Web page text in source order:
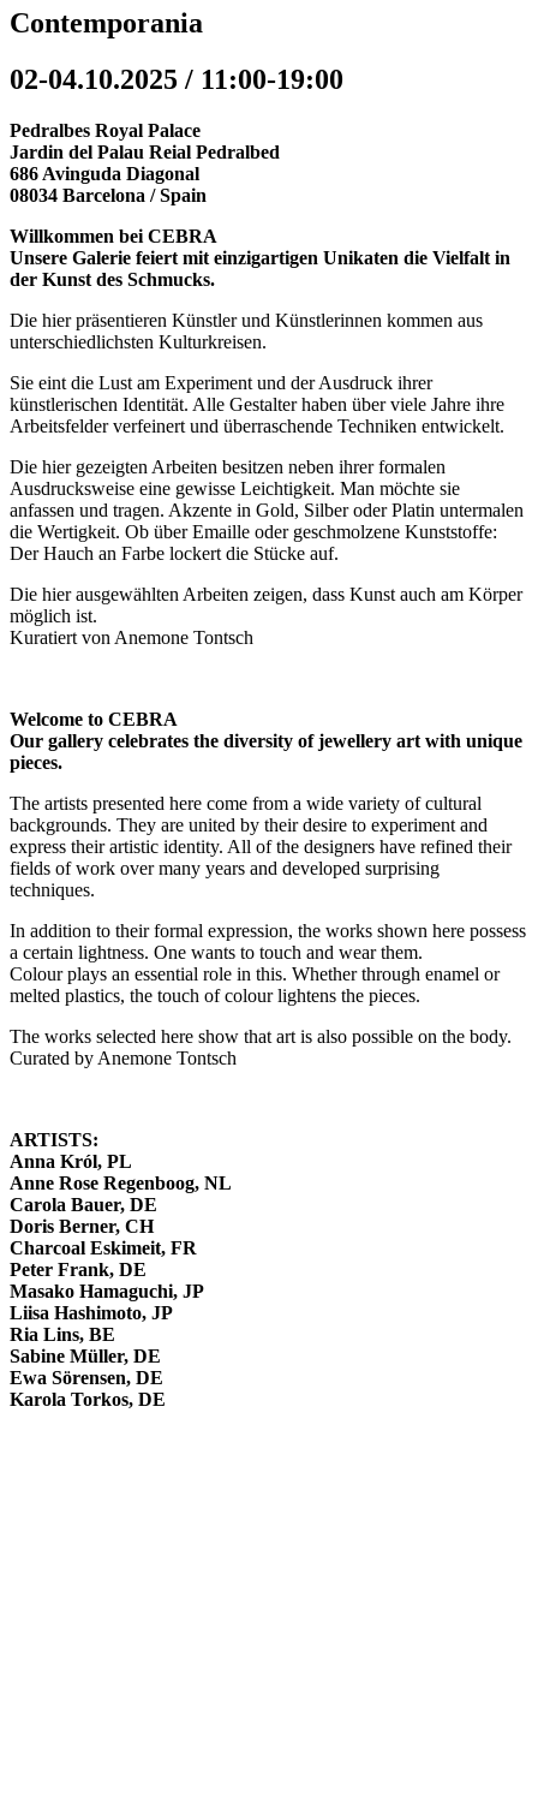
Contemporania
02-04.10.2025 / 11:00-19:00
Pedralbes Royal Palace
Jardin del Palau Reial Pedralbed
686 Avinguda Diagonal
08034 Barcelona / Spain
Willkommen bei CEBRA
Unsere Galerie feiert mit einzigartigen Unikaten die Vielfalt in
der Kunst des Schmucks.
Die hier präsentieren Künstler und Künstlerinnen kommen aus
unterschiedlichsten Kulturkreisen.
Sie eint die Lust am Experiment und der Ausdruck ihrer
künstlerischen Identität. Alle Gestalter haben über viele Jahre ihre
Arbeitsfelder verfeinert und überraschende Techniken entwickelt.
Die hier gezeigten Arbeiten besitzen neben ihrer formalen
Ausdrucksweise eine gewisse Leichtigkeit. Man möchte sie
anfassen und tragen. Akzente in Gold, Silber oder Platin untermalen
die Wertigkeit. Ob über Emaille oder geschmolzene Kunststoffe:
Der Hauch an Farbe lockert die Stücke auf.
Die hier ausgewählten Arbeiten zeigen, dass Kunst auch am Körper
möglich ist.
Kuratiert von Anemone Tontsch
Welcome to CEBRA
Our gallery celebrates the diversity of jewellery art with unique
pieces.
The artists presented here come from a wide variety of cultural
backgrounds. They are united by their desire to experiment and
express their artistic identity. All of the designers have refined their
fields of work over many years and developed surprising
techniques.
In addition to their formal expression, the works shown here possess
a certain lightness. One wants to touch and wear them.
Colour plays an essential role in this. Whether through enamel or
melted plastics, the touch of colour lightens the pieces.
The works selected here show that art is also possible on the body.
Curated by Anemone Tontsch
ARTISTS:
Anna Król, PL
Anne Rose Regenboog, NL
Carola Bauer, DE
Doris Berner, CH
Charcoal Eskimeit, FR
Peter Frank, DE
Masako Hamaguchi, JP
Liisa Hashimoto, JP
Ria Lins, BE
Sabine Müller, DE
Ewa Sörensen, DE
Karola Torkos, DE